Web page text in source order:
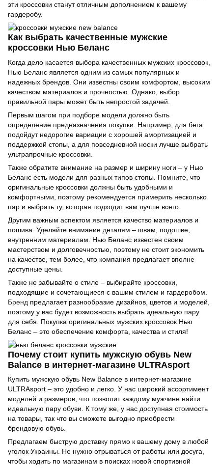
эти кроссовки станут отличным дополнением к вашему
гардеробу.
Как выбрать качественные мужские
кроссовки Нью Беланс
Когда дело касается выбора качественных мужских кроссовок,
Нью Беланс является одним из самых популярных и
надежных брендов. Они известны своим комфортом, высоким
качеством материалов и прочностью. Однако, выбор
правильной пары может быть непростой задачей.
Первым шагом при подборе модели должно быть
определение предназначения покупки. Например, для бега
подойдут недорогие вариации с хорошей амортизацией и
поддержкой стопы, а для повседневной носки лучше выбрать
ультрапрочные кроссовки.
Также обратите внимание на размер и ширину ноги – у Нью
Беланс есть модели для разных типов стопы. Помните, что
оригинальные кроссовки должны быть удобными и
комфортными, поэтому рекомендуется примерить несколько
пар и выбрать ту, которая подходит вам лучше всего.
Другим важным аспектом является качество материалов и
пошива. Уделяйте внимание деталям – швам, подошве,
внутренним материалам. Нью Беланс известен своим
мастерством и долговечностью, поэтому не стоит экономить
на качестве, тем более, что компания предлагает вполне
доступные цены.
Также не забывайте о стиле – выбирайте кроссовки,
подходящие и сочетающиеся с вашим стилем и гардеробом.
Бренд предлагает разнообразие дизайнов, цветов и моделей,
поэтому у вас будет возможность выбрать идеальную пару
для себя. Покупка оригинальных мужских кроссовок Нью
Беланс – это обеспечение комфорта, качества и стиля!
Почему стоит купить мужскую обувь New
Balance в интернет-магазине ULTRAsport
Купить мужскую обувь New Balance в интернет-магазине
ULTRAsport – это удобно и легко. У нас широкий ассортимент
моделей и размеров, что позволит каждому мужчине найти
идеальную пару обуви. К тому же, у нас доступная стоимость
на товары, так что вы сможете выгодно приобрести
брендовую обувь.
Предлагаем быструю доставку прямо к вашему дому в любой
уголок Украины. Не нужно отрываться от работы или досуга,
чтобы ходить по магазинам в поисках новой спортивной